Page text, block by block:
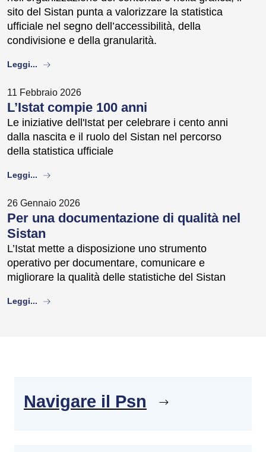
sito del Sistan punta a valorizzare la statistica
ufficiale nel segno dell’accessibilità, della
condivisione e della granularità.
Leggi... about
11 Febbraio 2026
L’Istat compie 100 anni
Le iniziative dell'Istat per celebrare i cento anni
dalla nascita e il ruolo del Sistan nel percorso
della statistica ufficiale
Leggi... about
26 Gennaio 2026
Per una documentazione di qualità nel
Sistan
L’Istat mette a disposizione uno strumento
operativo per documentare, comunicare e
migliorare la qualità delle statistiche del Sistan
Leggi... about
Navigare il Psn